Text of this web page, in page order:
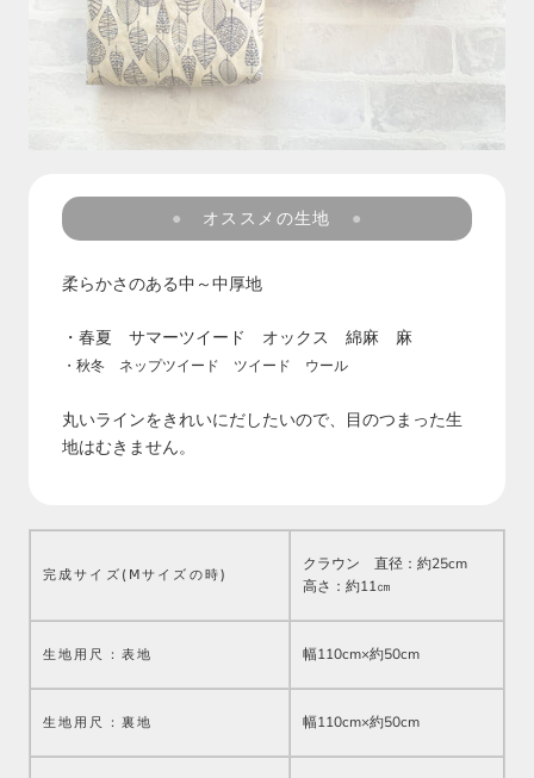
オススメの生地
柔らかさのある中～中厚地
・春夏 サマーツイード オックス 綿麻 麻
・秋冬 ネップツイード ツイード ウール
丸いラインをきれいにだしたいので、目のつまった生
地はむきません。
完成サイズ(Ⅿサイズの時)
クラウン 直径：約25cm
高さ：約11㎝
生地用尺：表地 幅110cm×約50cm
生地用尺： 裏地 幅110cm×約50cm